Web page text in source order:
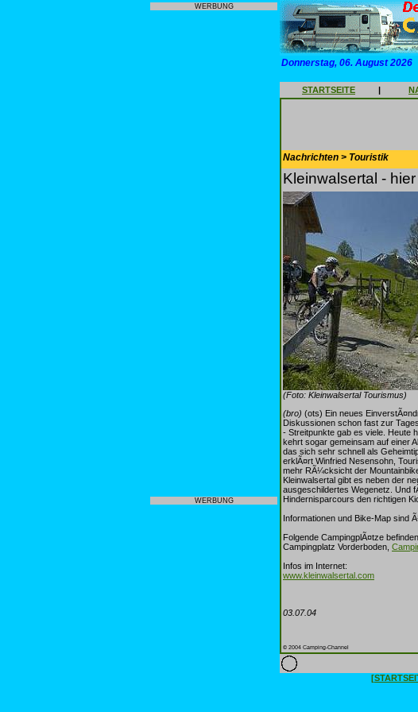
WERBUNG
WERBUNG
Donnerstag, 06. August 2026
STARTSEITE |
Nachrichten > Touristik
Kleinwalsertal -
(Foto: Kleinwalsertal Tourismus)
(bro) (ots) Ein neues
Diskussionen schon fast zur
- Streitpunkte gab es viele. Heute
kehrt sogar gemeinsam auf einer
das sich sehr schnell als
erklÃ¤rt Winfried Nesensohn,
mehr RÃ¼cksicht der
Kleinwalsertal gibt es neben der
ausgeschildertes Wegenetz. Und
Hindernisparcours den richtigen
Informationen und Bike-Map sind
Folgende CampingplÃ¤tze
Campingplatz Vorderboden,
Infos im Internet:
www.kleinwalsertal.com
03.07.04
© 2004 Camping-Channel